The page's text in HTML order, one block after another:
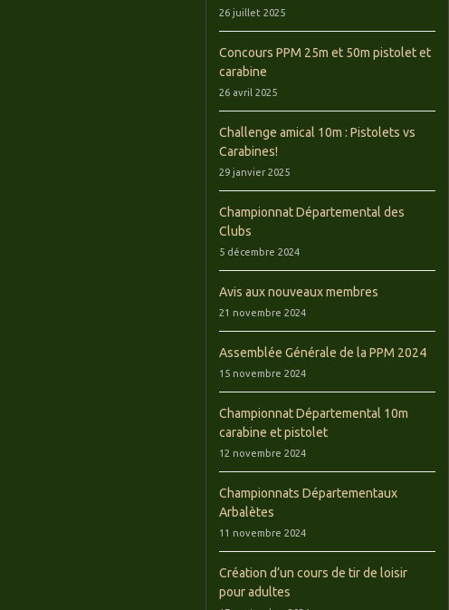
26 juillet 2025
Concours PPM 25m et 50m pistolet et
carabine
26 avril 2025
Challenge amical 10m : Pistolets vs
Carabines!
29 janvier 2025
Championnat Départemental des
Clubs
5 décembre 2024
Avis aux nouveaux membres
21 novembre 2024
Assemblée Générale de la PPM 2024
15 novembre 2024
Championnat Départemental 10m
carabine et pistolet
12 novembre 2024
Championnats Départementaux
Arbalètes
11 novembre 2024
Création d’un cours de tir de loisir
pour adultes